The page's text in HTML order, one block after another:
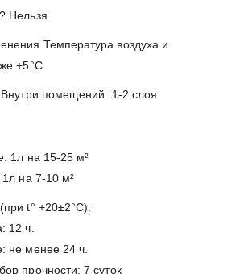
Нельзя
Температура воздуха и
+5°C
Внутри помещений: 1-2 слоя
1л на 15-25 м²
на 7-10 м²
t° +20±2°C):
12 ч.
не менее 24 ч.
прочности: 7 суток